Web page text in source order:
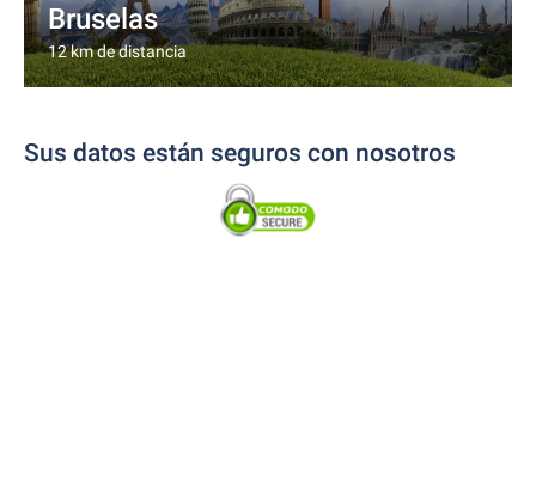
Bruselas
12 km de distancia
Sus datos están seguros con nosotros